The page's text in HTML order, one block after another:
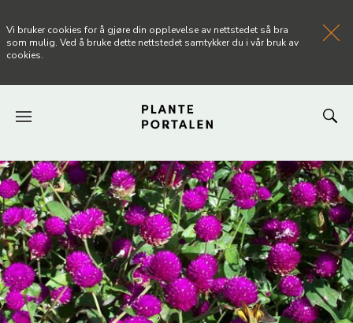
FORSIDEN
NYHETER
ARTIKLER
OM PLANTEPORTALEN
Vi bruker cookies for å gjøre din opplevelse av nettstedet så bra
som mulig. Ved å bruke dette nettstedet samtykker du i vår bruk av
cookies.